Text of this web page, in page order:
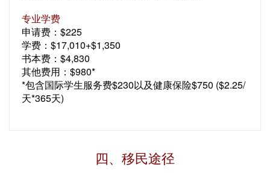
专业学费
申请费：$225
学费：$17,010+$1,350
书本费：$4,830
其他费用：$980*
*包含国际学生服务费$230以及健康保险$750 ($2.25/
天*365天)
四、移民途径